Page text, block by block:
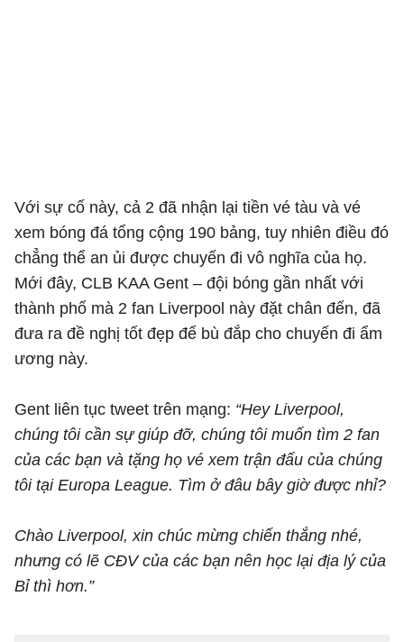
Với sự cố này, cả 2 đã nhận lại tiền vé tàu và vé
xem bóng đá tổng cộng 190 bảng, tuy nhiên điều đó
chẳng thể an ủi được chuyến đi vô nghĩa của họ.
Mới đây, CLB KAA Gent – đội bóng gần nhất với
thành phố mà 2 fan Liverpool này đặt chân đến, đã
đưa ra đề nghị tốt đẹp để bù đắp cho chuyến đi ẩm
ương này.
Gent liên tục tweet trên mạng: “Hey Liverpool,
chúng tôi cần sự giúp đỡ, chúng tôi muốn tìm 2 fan
của các bạn và tặng họ vé xem trận đấu của chúng
tôi tại Europa League. Tìm ở đâu bây giờ được nhỉ?
Chào Liverpool, xin chúc mừng chiến thắng nhé,
nhưng có lẽ CĐV của các bạn nên học lại địa lý của
Bỉ thì hơn.”